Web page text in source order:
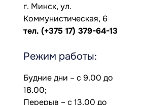
г. Минск, ул.
Коммунистическая, 6
тел. (+375 17) 379-64-13
Режим работы:
Будние дни – с 9.00 до
18.00;
Перерыв – с 13.00 до